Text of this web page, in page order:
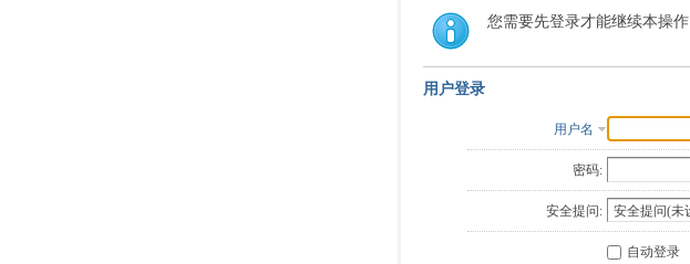
索
您需要先登录才能继续本操作
用户登录
用户名
密码:
安全提问:
自动登录